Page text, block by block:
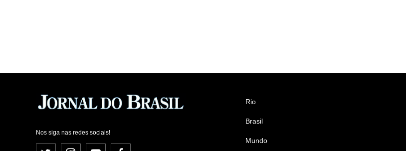
Nos siga nas redes sociais!
Rio
Brasil
Mundo